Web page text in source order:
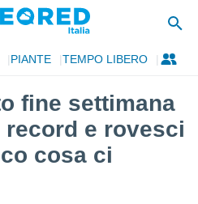
PIANTE TEMPO LIBERO
fine settimana
e rovesci
cosa ci